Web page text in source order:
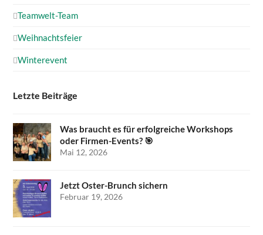
Teamwelt-Team
Weihnachtsfeier
Winterevent
Letzte Beiträge
Was braucht es für erfolgreiche Workshops
oder Firmen-Events? 🎯
Mai 12, 2026
Jetzt Oster-Brunch sichern
Februar 19, 2026